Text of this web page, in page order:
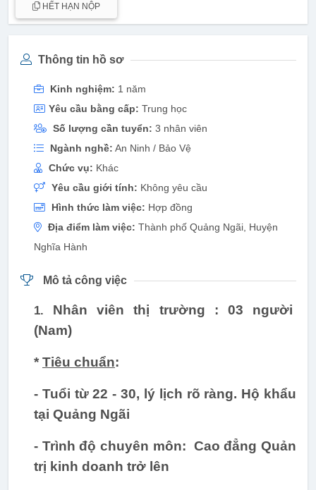
HẾT HẠN NỘP
Thông tin hồ sơ
Kinh nghiệm: 1 năm
Yêu cầu bằng cấp: Trung học
Số lượng cần tuyển: 3 nhân viên
Ngành nghề: An Ninh / Bảo Vệ
Chức vụ: Khác
Yêu cầu giới tính: Không yêu cầu
Hình thức làm việc: Hợp đồng
Địa điểm làm việc: Thành phố Quảng Ngãi, Huyện
Nghĩa Hành
Mô tả công việc
1. Nhân viên thị trường : 03 người
(Nam)
*Tiêu chuẩn:
- Tuổi từ 22 - 30, lý lịch rõ ràng. Hộ khẩu
tại Quảng Ngãi
- Trình độ chuyên môn: Cao đẳng Quản
trị kinh doanh trở lên